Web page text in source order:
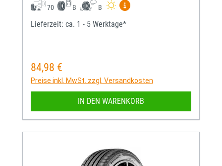
70 B B
Mehr Informationen zum
Lieferzeit: ca. 1 - 5 Werktage*
Regulärer Preis:
84,98 €
Preise inkl. MwSt. zzgl. Versandkosten
IN DEN WARENKORB